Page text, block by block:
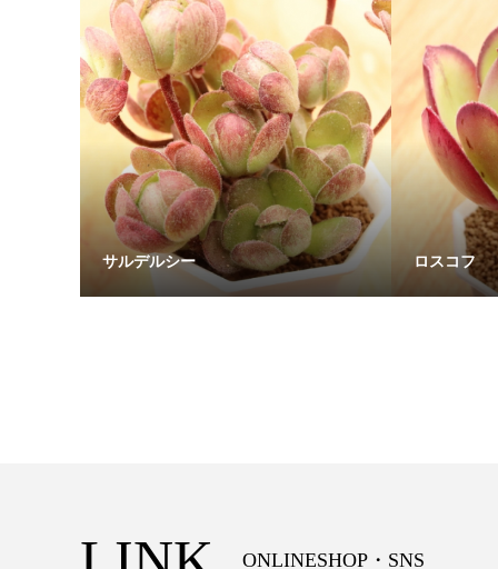
サルデルシー ロスコフ
ONLINESHOP・SNS